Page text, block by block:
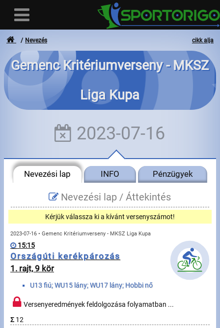
Felhasználó
Bejelentkezés
- - -
Számlák
Adatvédelem
Üzenetek
Sportolók
Sportoló keresés
Sportágak
cikk alja
Nevezés
Gemenc Kritériumverseny - MKSZ
Liga Kupa
2023-07-16
Nevezési lap INFO Pénzügyek
Nevezési lap / Áttekintés
Kérjük válassza ki a kívánt versenyszámot!
2023-07-16 • Gemenc Kritériumverseny - MKSZ Liga Kupa
15:15
Országúti kerékpározás
1. rajt, 9 kör
U13 fiú; WU15 lány; WU17 lány; Hobbi nő
Versenyeredmények feldolgozása folyamatban ...
Σ 12